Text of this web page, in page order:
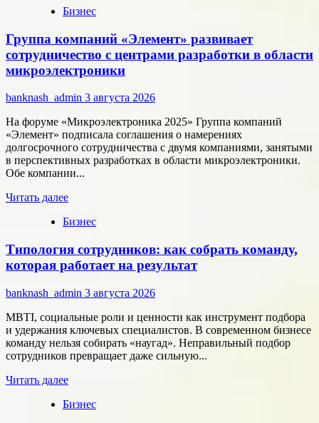
о
цифровые
активы
меняют
подход
онлайн-
Бизнес
Группа компаний «Элемент» развивает
сотрудничество с центрами разработки в области
микроэлектроники
banknash_admin 3 августа 2026
На форуме «Микроэлектроника 2025» Группа компаний
«Элемент» подписала соглашения о намерениях
долгосрочного сотрудничества с двумя компаниями, занятыми
в перспективных разработках в области микроэлектроники.
Обе компании...
Читать далееПрочитать
о
компаний
«Элемент»
развивает
сотрудничество
с
центрами
разработки
в
области
микроэлектроники
Бизнес
Типология сотрудников: как собрать команду,
которая работает на результат
banknash_admin 3 августа 2026
MBTI, социальные роли и ценности как инструмент подбора
и удержания ключевых специалистов. В современном бизнесе
команду нельзя собирать «наугад». Неправильный подбор
сотрудников превращает даже сильную...
Читать далееПрочитать
о
Бизнес